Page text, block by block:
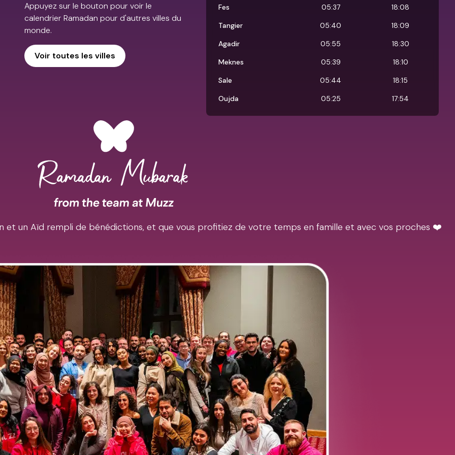
Appuyez sur le bouton pour voir le
calendrier Ramadan pour d'autres villes du
monde.
Voir toutes les villes
Fes
05:37
18:08
Tangier
05:40
18:09
Agadir
05:55
18:30
Meknes
05:39
18:10
Sale
05:44
18:15
Oujda
05:25 17:54
et un Aïd rempli de bénédictions, et que vous profitiez de votre temps en famille et avec vos proches ❤️